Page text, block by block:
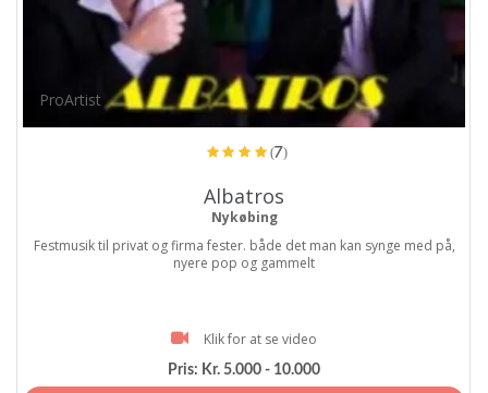
ProArtist
(7)
Albatros
Nykøbing
Festmusik til privat og firma fester. både det man kan synge med på,
nyere pop og gammelt
Klik for at se video
Pris: Kr. 5.000 - 10.000